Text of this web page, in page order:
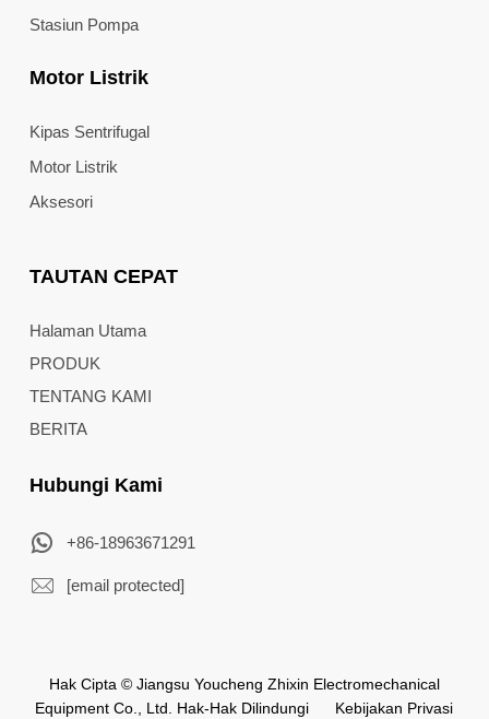
Stasiun Pompa
Motor Listrik
Kipas Sentrifugal
Motor Listrik
Aksesori
TAUTAN CEPAT
Halaman Utama
PRODUK
TENTANG KAMI
BERITA
Hubungi Kami
+86-18963671291
[email protected]
Hak Cipta © Jiangsu Youcheng Zhixin Electromechanical
Equipment Co., Ltd. Hak-Hak Dilindungi
Kebijakan Privasi